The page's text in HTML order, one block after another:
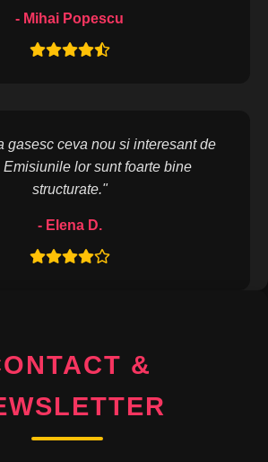
- Mihai Popescu
gasesc ceva nou si interesant de
Emisiunile lor sunt foarte bine
structurate."
- Elena D.
&